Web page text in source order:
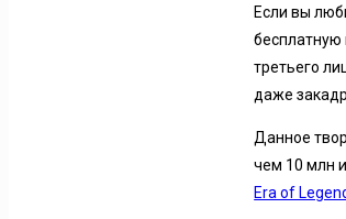
Если вы
бесплатную
третьего
даже
Данное
чем 10 млн
Era of